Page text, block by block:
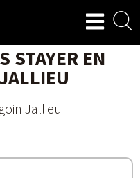
STAYER EN
Jallieu